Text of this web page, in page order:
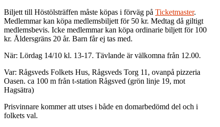
Biljett till Höstölsträffen måste köpas i förväg på Ticketmaster.
Medlemmar kan köpa medlemsbiljett för 50 kr. Medtag då giltigt
medlemsbevis. Icke medlemmar kan köpa ordinarie biljett för 100
kr. Åldersgräns 20 år. Barn får ej tas med.
När: Lördag 14/10 kl. 13-17. Tävlande är välkomna från 12.00.
Var: Rågsveds Folkets Hus, Rågsveds Torg 11, ovanpå pizzeria
Oasen. ca 100 m från t-station Rågsved (grön linje 19, mot
Hagsätra)
Prisvinnare kommer att utses i både en domarbedömd del och i
folkets val.